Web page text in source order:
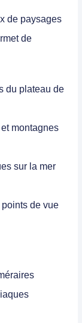
de paysages
de
du plateau de
montagnes
sur la mer
de vue